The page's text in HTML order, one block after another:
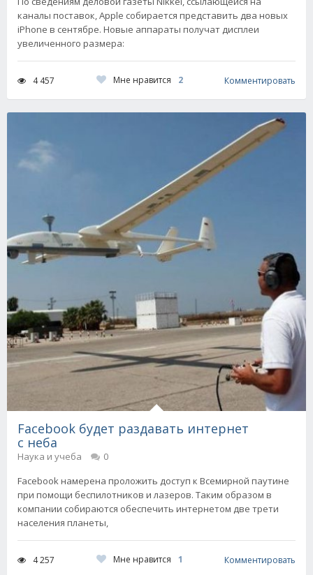
каналы поставок, Apple собирается представить два новых
iPhone в сентябре. Новые аппараты получат дисплеи
увеличенного размера:
4 457 Мне нравится 2 Комментировать
Facebook будет раздавать интернет
с неба
Наука и учеба
0
Facebook намерена проложить доступ к Всемирной паутине
при помощи беспилотников и лазеров. Таким образом в
компании собираются обеспечить интернетом две трети
населения планеты,
4 257 Мне нравится 1 Комментировать